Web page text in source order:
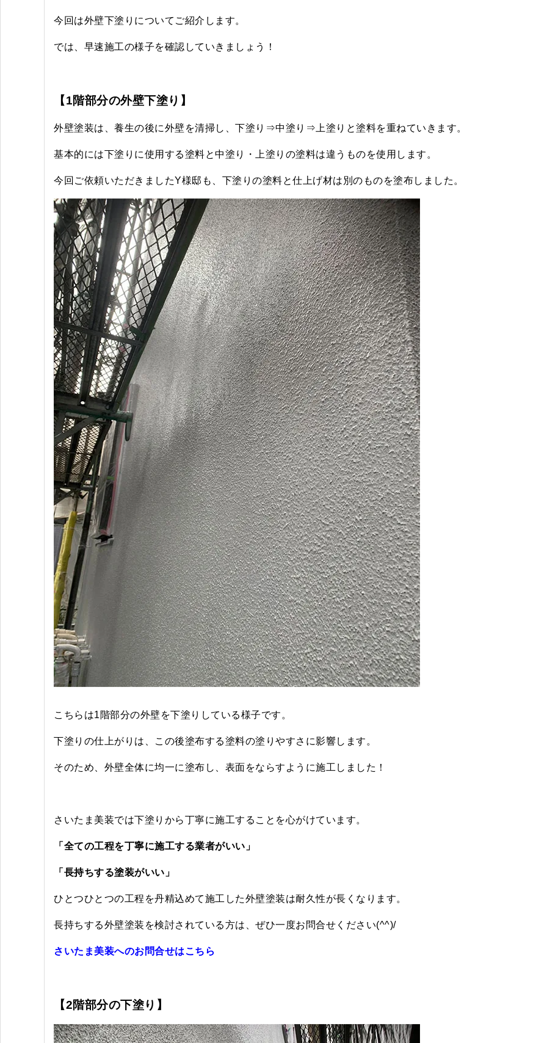
今回は外壁下塗りについてご紹介します。
では、早速施工の様子を確認していきましょう！
【1階部分の外壁下塗り】
外壁塗装は、養生の後に外壁を清掃し、下塗り⇒中塗り⇒上塗りと塗料を重ねていきます。
基本的には下塗りに使用する塗料と中塗り・上塗りの塗料は違うものを使用します。
今回ご依頼いただきましたY様邸も、下塗りの塗料と仕上げ材は別のものを塗布しました。
こちらは1階部分の外壁を下塗りしている様子です。
下塗りの仕上がりは、この後塗布する塗料の塗りやすさに影響します。
そのため、外壁全体に均一に塗布し、表面をならすように施工しました！
さいたま美装では下塗りから丁寧に施工することを心がけています。
「全ての工程を丁寧に施工する業者がいい」
「長持ちする塗装がいい」
ひとつひとつの工程を丹精込めて施工した外壁塗装は耐久性が長くなります。
長持ちする外壁塗装を検討されている方は、ぜひ一度お問合せください(^^)/
さいたま美装へのお問合せはこちら
【2階部分の下塗り】